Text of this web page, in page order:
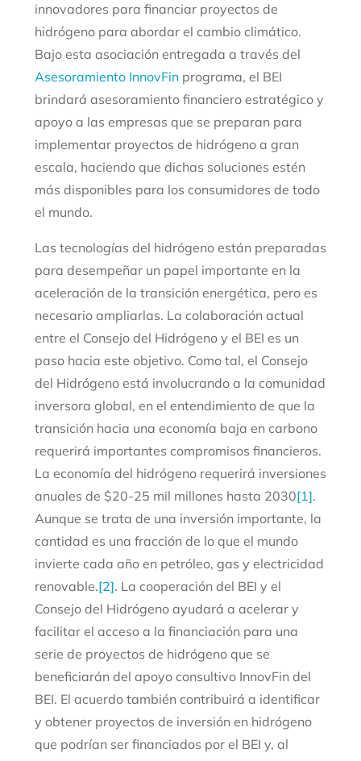
innovadores para financiar proyectos de
hidrógeno para abordar el cambio climático.
Bajo esta asociación entregada a través del
Asesoramiento InnovFinprograma, el BEI
brindará asesoramiento financiero estratégico y
apoyo a las empresas que se preparan para
implementar proyectos de hidrógeno a gran
escala, haciendo que dichas soluciones estén
más disponibles para los consumidores de todo
el mundo.
Las tecnologías del hidrógeno están preparadas
para desempeñar un papel importante en la
aceleración de la transición energética, pero es
necesario ampliarlas. La colaboración actual
entre el Consejo del Hidrógeno y el BEI es un
paso hacia este objetivo. Como tal, el Consejo
del Hidrógeno está involucrando a la comunidad
inversora global, en el entendimiento de que la
transición hacia una economía baja en carbono
requerirá importantes compromisos financieros.
La economía del hidrógeno requerirá inversiones
anuales de $20-25 mil millones hasta 2030[1].
Aunque se trata de una inversión importante, la
cantidad es una fracción de lo que el mundo
invierte cada año en petróleo, gas y electricidad
renovable.[2]. La cooperación del BEI y el
Consejo del Hidrógeno ayudará a acelerar y
facilitar el acceso a la financiación para una
serie de proyectos de hidrógeno que se
beneficiarán del apoyo consultivo InnovFin del
BEI. El acuerdo también contribuirá a identificar
y obtener proyectos de inversión en hidrógeno
que podrían ser financiados por el BEI y, al